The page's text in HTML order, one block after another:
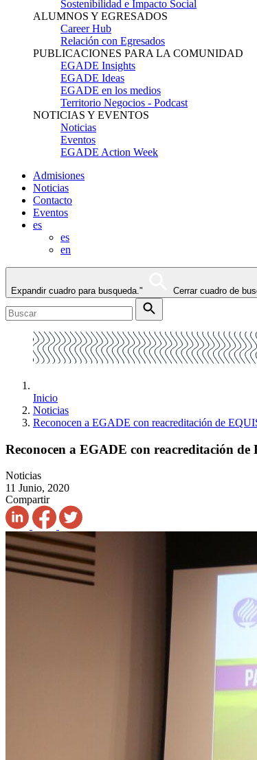
Sostenibilidad e Impacto Social
ALUMNOS Y EGRESADOS
Career Hub
Relación con Egresados
PUBLICACIONES PARA LA COMUNIDAD
EGADE Insights
EGADE Ideas
EGADE en los medios
Territorio Negocios - Podcast
NOTICIAS Y EVENTOS
Noticias
Eventos
EGADE Action Week
Admisiones
Noticias
Contacto
Eventos
es
es
en
Expandir cuadro para busqueda." Cerrar cuadro de
Inicio
Noticias
Reconocen a EGADE con reacreditación de
Reconocen a EGADE con reacreditación
Noticias
11 Junio, 2020
Compartir